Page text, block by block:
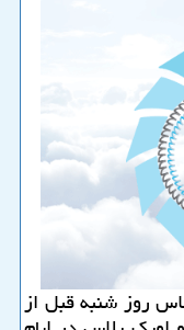
روز شنبه قبل از